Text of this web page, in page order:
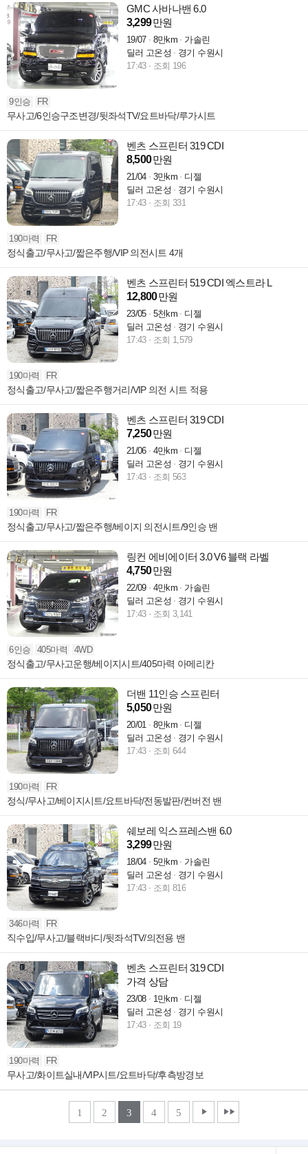
GMC 사바나밴 6.0
3,299만원
19/07 8만km
가솔린
딜러 고온성
경기 수원시
17:43
조회 196
9인승 FR
무사고/6인승구조변경/뒷좌석TV/요트바닥/루가시트
벤츠 스프린터 319 CDI
8,500만원
21/04 3만km
디젤
딜러 고온성
경기 수원시
17:43
조회 331
190마력 FR
정식출고/무사고/짧은주행/VIP 의전시트 4개
벤츠 스프린터 519 CDI 엑스트라 L
12,800만원
23/05 5천km
디젤
딜러 고온성
경기 수원시
17:43
조회 1,579
190마력 FR
정식출고/무사고/짧은주행거리/VIP 의전 시트 적용
벤츠 스프린터 319 CDI
7,250만원
21/06 4만km
디젤
딜러 고온성
경기 수원시
17:43
조회 563
190마력 FR
정식출고/무사고/짧은주행/베이지 의전시트/9인승 밴
링컨 에비에이터 3.0 V6 블랙 라벨
4,750만원
22/09 4만km
가솔린
딜러 고온성
경기 수원시
17:43
조회 3,141
6인승 405마력 4WD
정식출고/무사고운행/베이지시트/405마력 아메리칸
더밴 11인승 스프린터
5,050만원
20/01 8만km
디젤
딜러 고온성
경기 수원시
17:43
조회 644
190마력 FR
정식/무사고/베이지시트/요트바닥/전동발판/컨버전 밴
쉐보레 익스프레스밴 6.0
3,299만원
18/04 5만km
가솔린
딜러 고온성
경기 수원시
17:43
조회 816
346마력 FR
직수입/무사고/블랙바디/뒷좌석TV/의전용 밴
벤츠 스프린터 319 CDI
가격 상담
23/08 1만km
디젤
딜러 고온성
경기 수원시
17:43
조회 19
190마력 FR
무사고/화이트실내/VIP시트/요트바닥/후측방경보
1 2 3 4 5